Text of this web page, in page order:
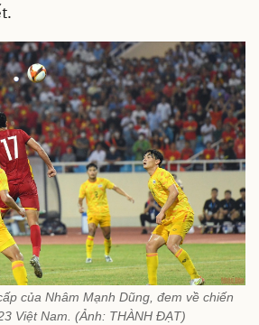
của Nhâm Mạnh Dũng, đem về chiến
Việt Nam. (Ảnh: THÀNH ĐẠT)